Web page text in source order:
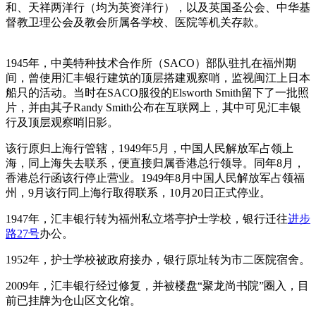
和、天祥两洋行（均为英资洋行），以及英国圣公会、中华基
督教卫理公会及教会所属各学校、医院等机关存款。
1945年，中美特种技术合作所（SACO）部队驻扎在福州期
间，曾使用汇丰银行建筑的顶层搭建观察哨，监视闽江上日本
船只的活动。当时在SACO服役的Elsworth Smith留下了一批照
片，并由其子Randy Smith公布在互联网上，其中可见汇丰银
行及顶层观察哨旧影。
该行原归上海行管辖，1949年5月，中国人民解放军占领上
海，同上海失去联系，便直接归属香港总行领导。同年8月，
香港总行函该行停止营业。1949年8月中国人民解放军占领福
州，9月该行同上海行取得联系，10月20日正式停业。
1947年，汇丰银行转为福州私立塔亭护士学校，银行迁往进步
路27号办公。
1952年，护士学校被政府接办，银行原址转为市二医院宿舍。
2009年，汇丰银行经过修复，并被楼盘“聚龙尚书院”圈入，目
前已挂牌为仓山区文化馆。